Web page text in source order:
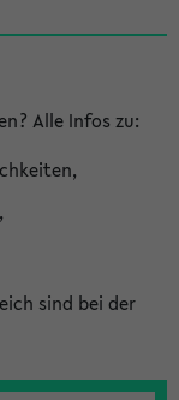
Alle Infos zu:
sind bei der